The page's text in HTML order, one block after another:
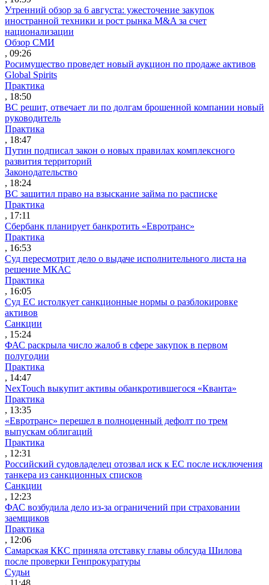
Утренний обзор за 6 августа: ужесточение закупок
иностранной техники и рост рынка M&A за счет
национализации
Обзор СМИ
, 09:26
Росимущество проведет новый аукцион по продаже активов
Global Spirits
Практика
, 18:50
ВС решит, отвечает ли по долгам брошенной компании новый
руководитель
Практика
, 18:47
Путин подписал закон о новых правилах комплексного
развития территорий
Законодательство
, 18:24
ВС защитил право на взыскание займа по расписке
Практика
, 17:11
Сбербанк планирует банкротить «Евротранс»
Практика
, 16:53
Суд пересмотрит дело о выдаче исполнительного листа на
решение МКАС
Практика
, 16:05
Суд ЕС истолкует санкционные нормы о разблокировке
активов
Санкции
, 15:24
ФАС раскрыла число жалоб в сфере закупок в первом
полугодии
Практика
, 14:47
NexTouch выкупит активы обанкротившегося «Кванта»
Практика
, 13:35
«Евротранс» перешел в полноценный дефолт по трем
выпускам облигаций
Практика
, 12:31
Российский судовладелец отозвал иск к ЕС после исключения
танкера из санкционных списков
Санкции
, 12:23
ФАС возбудила дело из-за ограничений при страховании
заемщиков
Практика
, 12:06
Самарская ККС приняла отставку главы облсуда Шилова
после проверки Генпрокуратуры
Судьи
, 11:48